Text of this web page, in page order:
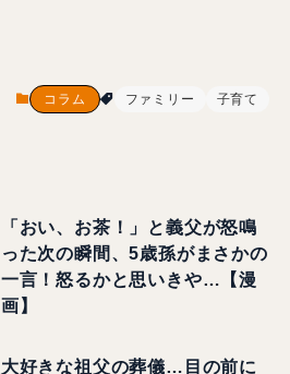
コラム ファミリー 子育て
「おい、お茶！」と義父が怒鳴
った次の瞬間、5歳孫がまさかの
一言！怒るかと思いきや…【漫
画】
大好きな祖父の葬儀…目の前に